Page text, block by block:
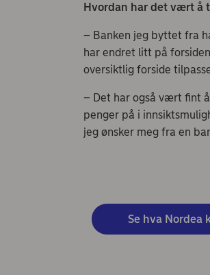
Hvordan har det vært å
– Banken jeg byttet fra
har endret litt på
oversiktlig forside
– Det har også vært fint
penger på i
jeg ønsker meg fra en
Se hva Nordea